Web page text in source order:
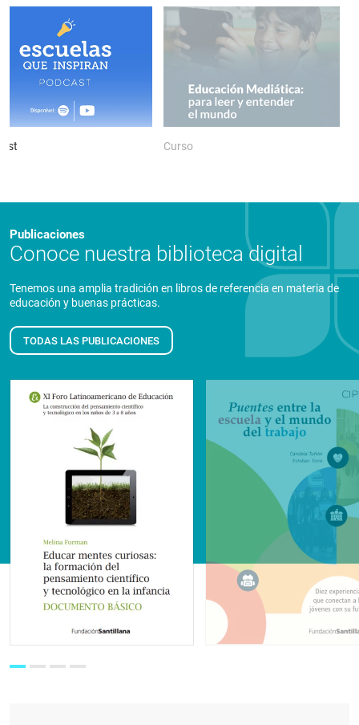
Curso
Publicaciones
Conoce nuestra biblioteca digital
Tenemos una amplia tradición en libros de referencia en materia de
educación y buenas prácticas.
TODAS LAS PUBLICACIONES